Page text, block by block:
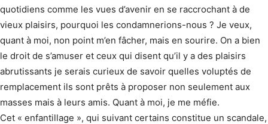
quotidiens comme les vues d’avenir en se raccrochant à de
vieux plaisirs, pourquoi les condamnerions-nous ? Je veux,
quant à moi, non point m’en fâcher, mais en sourire. On a bien
le droit de s’amuser et ceux qui disent qu’il y a des plaisirs
abrutissants je serais curieux de savoir quelles voluptés de
remplacement ils sont prêts à proposer non seulement aux
masses mais à leurs amis. Quant à moi, je me méfie.
Cet « enfantillage », qui suivant certains constitue un scandale,